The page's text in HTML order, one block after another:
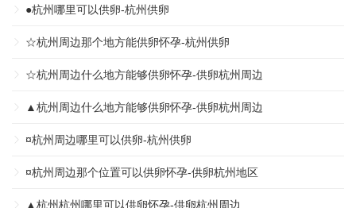
●杭州哪里可以供卵-杭州供卵
☆杭州周边那个地方能供卵怀孕-杭州供卵
☆杭州周边什么地方能够供卵怀孕-供卵杭州周边
▲杭州周边什么地方能够供卵怀孕-供卵杭州周边
¤杭州周边哪里可以供卵-杭州供卵
¤杭州周边那个位置可以供卵怀孕-供卵杭州地区
▲杭州杭州哪里可以供卵怀孕-供卵杭州周边